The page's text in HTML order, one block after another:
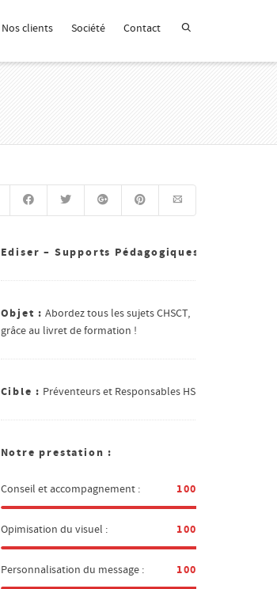
Nos clients Société Contact
Ediser – Supports Pédagogiques
Objet : Abordez tous les sujets CHSCT,
grâce au livret de formation !
Cible : Préventeurs et Responsables HSE
Notre prestation :
Conseil et accompagnement : 100%
Opimisation du visuel : 100%
Personnalisation du message : 100%